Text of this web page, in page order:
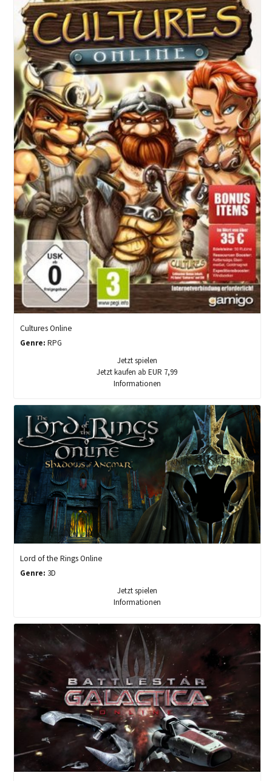
Cultures Online
Genre: RPG
Jetzt spielen
Jetzt kaufen ab EUR 7,99
Informationen
Lord of the Rings Online
Genre: 3D
Jetzt spielen
Informationen